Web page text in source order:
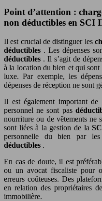
Point d’attention :
non déductibles en SCI
Il est crucial de distinguer les
déductibles . Les dépenses
déductibles . Il s’agit de
à la location du bien et qui sont
luxe. Par exemple, les
dépenses de réception ne sont
Il est également important de
personnel ne sont pas
nourriture ou de vêtements ne
sont liées à la gestion de la
personnelle du bien par
déductibles .
En cas de doute, il est
ou un avocat fiscaliste pour
erreurs coûteuses. Des
en relation des propriétaires de
immobilière.